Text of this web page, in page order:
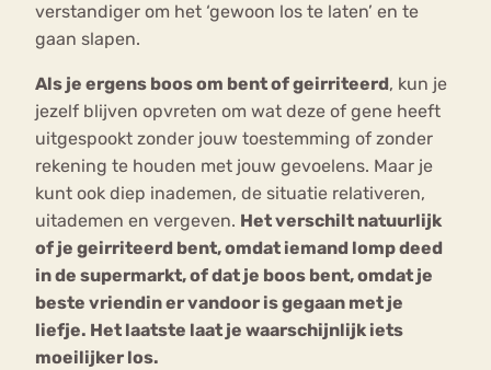
verstandiger om het ‘gewoon los te laten’ en te
gaan slapen.
Als je ergens boos om bent of geirriteerd, kun je
jezelf blijven opvreten om wat deze of gene heeft
uitgespookt zonder jouw toestemming of zonder
rekening te houden met jouw gevoelens. Maar je
kunt ook diep inademen, de situatie relativeren,
uitademen en vergeven. Het verschilt natuurlijk
of je geirriteerd bent, omdat iemand lomp deed
in de supermarkt, of dat je boos bent, omdat je
beste vriendin er vandoor is gegaan met je
liefje. Het laatste laat je waarschijnlijk iets
moeilijker los.